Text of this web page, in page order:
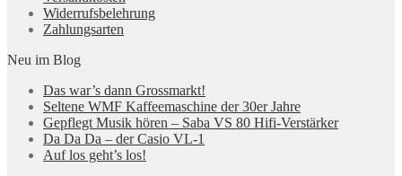
Widerrufsbelehrung
Zahlungsarten
Neu im Blog
Das war’s dann Grossmarkt!
Seltene WMF Kaffeemaschine der 30er Jahre
Gepflegt Musik hören – Saba VS 80 Hifi-Verstärker
Da Da Da – der Casio VL-1
Auf los geht’s los!